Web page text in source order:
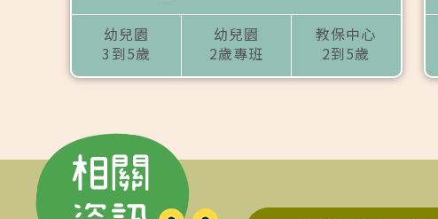
幼兒園
3到5歲
幼兒園
2歲專班
教保中心
2到5歲